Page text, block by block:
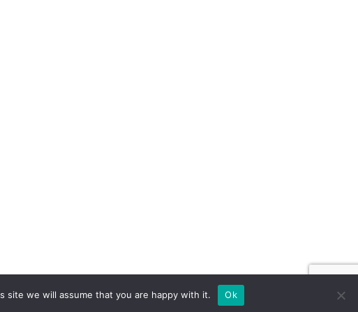
we will assume that you are happy with it. Ok